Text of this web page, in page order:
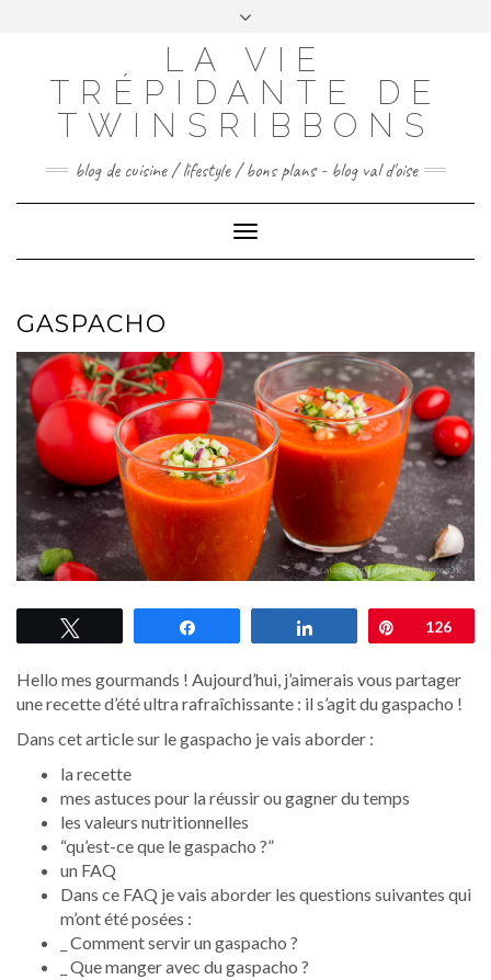
FACEBOOKINSTAGRAM
PINTEREST
CONTACTEZ-MOI
LA VIE
TRÉPIDANTE DE
TWINSRIBBONS
blog de cuisine / lifestyle / bons plans - blog val d'oise
Toggle
Navigation
GASPACHO
Partagez Épingle
126
Hello mes gourmands ! Aujourd’hui, j’aimerais vous partager
une recette d’été ultra rafraîchissante : il s’agit du gaspacho !
Dans cet article sur le gaspacho je vais aborder :
la recette
mes astuces pour la réussir ou gagner du temps
les valeurs nutritionnelles
“qu’est-ce que le gaspacho ?”
un FAQ
Dans ce FAQ je vais aborder les questions suivantes qui
m’ont été posées :
_ Comment servir un gaspacho ?
_ Que manger avec du gaspacho ?